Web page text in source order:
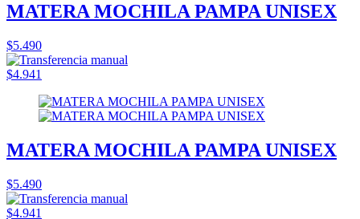
MATERA MOCHILA PAMPA UNISEX
$5.490
$4.941
MATERA MOCHILA PAMPA UNISEX
$5.490
$4.941